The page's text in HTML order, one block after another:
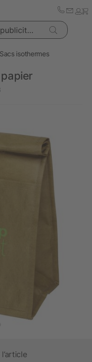
Sacs isothermes